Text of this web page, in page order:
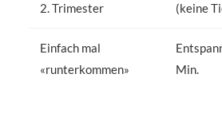
2. Trimester
(keine
Einfach mal
«runterkommen»
Min.